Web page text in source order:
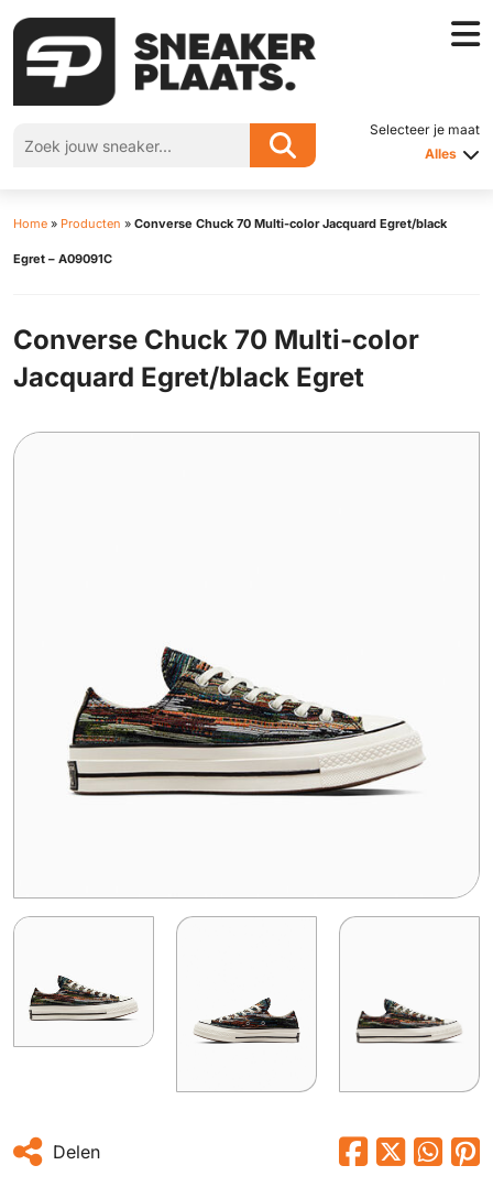
Selecteer je maat
Alles
Home » Producten » Converse Chuck 70 Multi-color Jacquard Egret/black
Egret – A09091C
Converse Chuck 70 Multi-color
Jacquard Egret/black Egret
Delen